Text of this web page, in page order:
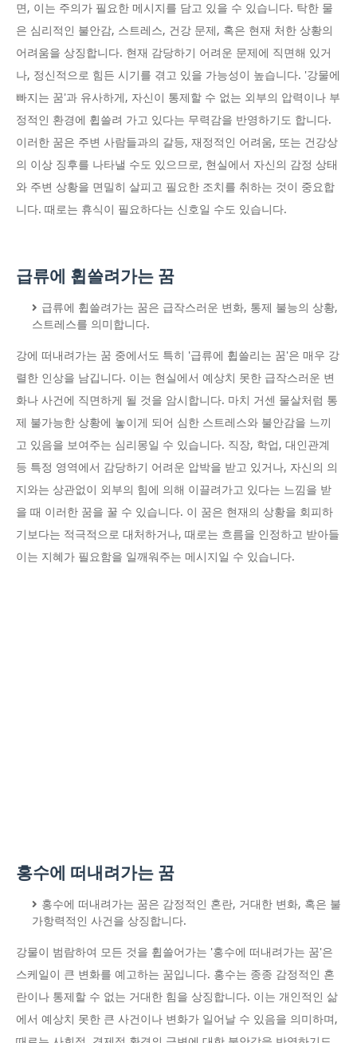
면, 이는 주의가 필요한 메시지를 담고 있을 수 있습니다. 탁한 물
은 심리적인 불안감, 스트레스, 건강 문제, 혹은 현재 처한 상황의
어려움을 상징합니다. 현재 감당하기 어려운 문제에 직면해 있거
나, 정신적으로 힘든 시기를 겪고 있을 가능성이 높습니다. '강물에
빠지는 꿈'과 유사하게, 자신이 통제할 수 없는 외부의 압력이나 부
정적인 환경에 휩쓸려 가고 있다는 무력감을 반영하기도 합니다.
이러한 꿈은 주변 사람들과의 갈등, 재정적인 어려움, 또는 건강상
의 이상 징후를 나타낼 수도 있으므로, 현실에서 자신의 감정 상태
와 주변 상황을 면밀히 살피고 필요한 조치를 취하는 것이 중요합
니다. 때로는 휴식이 필요하다는 신호일 수도 있습니다.
급류에 휩쓸려가는 꿈
급류에 휩쓸려가는 꿈은 급작스러운 변화, 통제 불능의 상황,
스트레스를 의미합니다.
강에 떠내려가는 꿈 중에서도 특히 '급류에 휩쓸리는 꿈'은 매우 강
렬한 인상을 남깁니다. 이는 현실에서 예상치 못한 급작스러운 변
화나 사건에 직면하게 될 것을 암시합니다. 마치 거센 물살처럼 통
제 불가능한 상황에 놓이게 되어 심한 스트레스와 불안감을 느끼
고 있음을 보여주는 심리몽일 수 있습니다. 직장, 학업, 대인관계
등 특정 영역에서 감당하기 어려운 압박을 받고 있거나, 자신의 의
지와는 상관없이 외부의 힘에 의해 이끌려가고 있다는 느낌을 받
을 때 이러한 꿈을 꿀 수 있습니다. 이 꿈은 현재의 상황을 회피하
기보다는 적극적으로 대처하거나, 때로는 흐름을 인정하고 받아들
이는 지혜가 필요함을 일깨워주는 메시지일 수 있습니다.
홍수에 떠내려가는 꿈
홍수에 떠내려가는 꿈은 감정적인 혼란, 거대한 변화, 혹은 불
가항력적인 사건을 상징합니다.
강물이 범람하여 모든 것을 휩쓸어가는 '홍수에 떠내려가는 꿈'은
스케일이 큰 변화를 예고하는 꿈입니다. 홍수는 종종 감정적인 혼
란이나 통제할 수 없는 거대한 힘을 상징합니다. 이는 개인적인 삶
에서 예상치 못한 큰 사건이나 변화가 일어날 수 있음을 의미하며,